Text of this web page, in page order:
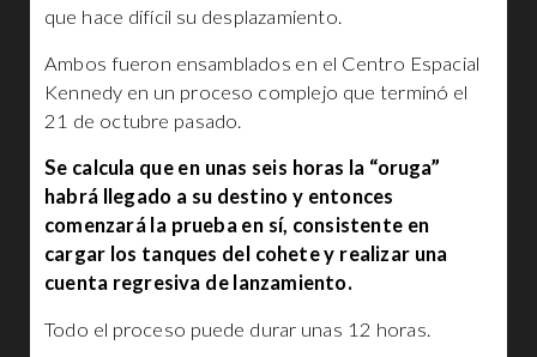
que hace difícil su desplazamiento.
Ambos fueron ensamblados en el Centro Espacial
Kennedy en un proceso complejo que terminó el
21 de octubre pasado.
Se calcula que en unas seis horas la “oruga”
habrá llegado a su destino y entonces
comenzará la prueba en sí, consistente en
cargar los tanques del cohete y realizar una
cuenta regresiva de lanzamiento.
Todo el proceso puede durar unas 12 horas.